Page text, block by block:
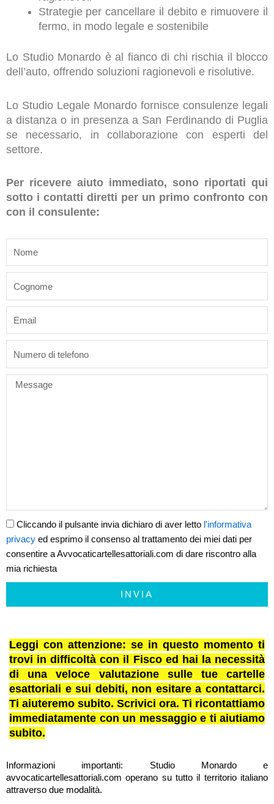
Strategie per cancellare il debito e rimuovere il
fermo, in modo legale e sostenibile
Lo Studio Monardo è al fianco di chi rischia il blocco
dell’auto, offrendo soluzioni ragionevoli e risolutive.
Lo Studio Legale Monardo fornisce consulenze legali
a distanza o in presenza a San Ferdinando di Puglia
se necessario, in collaborazione con esperti del
settore.
Per ricevere aiuto immediato, sono riportati qui
sotto i contatti diretti per un primo confronto con
con il consulente:
Message
Cliccando il pulsante invia dichiaro di aver letto l'informativa
privacy ed esprimo il consenso al trattamento dei miei dati per
consentire a Avvocaticartellesattoriali.com di dare riscontro alla
mia richiesta
INVIA
Leggi con attenzione: se in questo momento ti
trovi in difficoltà con il Fisco ed hai la necessità
di una veloce valutazione sulle tue cartelle
esattoriali e sui debiti, non esitare a contattarci.
Ti aiuteremo subito. Scrivici ora. Ti ricontattiamo
immediatamente con un messaggio e ti aiutiamo
subito.
Informazioni importanti: Studio Monardo e
avvocaticartellesattoriali.com operano su tutto il territorio italiano
attraverso due modalità.